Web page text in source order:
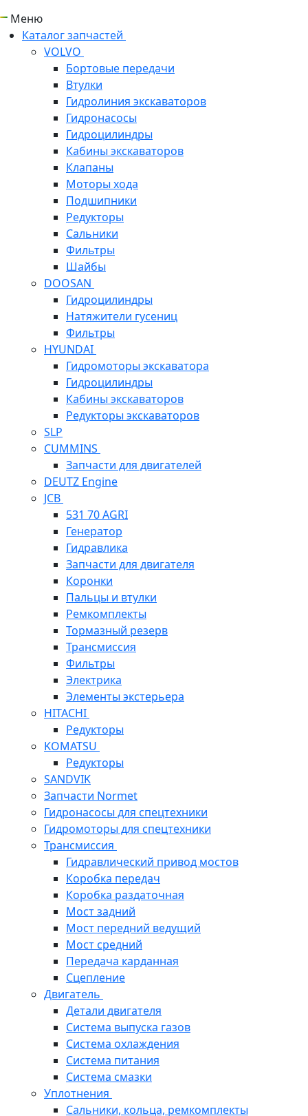
Меню
Каталог запчастей
VOLVO
Бортовые передачи
Втулки
Гидролиния экскаваторов
Гидронасосы
Гидроцилиндры
Кабины экскаваторов
Клапаны
Моторы хода
Подшипники
Редукторы
Сальники
Фильтры
Шайбы
DOOSAN
Гидроцилиндры
Натяжители гусениц
Фильтры
HYUNDAI
Гидромоторы экскаватора
Гидроцилиндры
Кабины экскаваторов
Редукторы экскаваторов
SLP
CUMMINS
Запчасти для двигателей
DEUTZ Engine
JCB
531 70 AGRI
Генератор
Гидравлика
Запчасти для двигателя
Коронки
Пальцы и втулки
Ремкомплекты
Тормазный резерв
Трансмиссия
Фильтры
Электрика
Элементы экстерьера
HITACHI
Редукторы
KOMATSU
Редукторы
SANDVIK
Запчасти Normet
Гидронасосы для спецтехники
Гидромоторы для спецтехники
Трансмиссия
Гидравлический привод мостов
Коробка передач
Коробка раздаточная
Мост задний
Мост передний ведущий
Мост средний
Передача карданная
Сцепление
Двигатель
Детали двигателя
Система выпуска газов
Система охлаждения
Система питания
Система смазки
Уплотнения
Сальники, кольца, ремкомплекты